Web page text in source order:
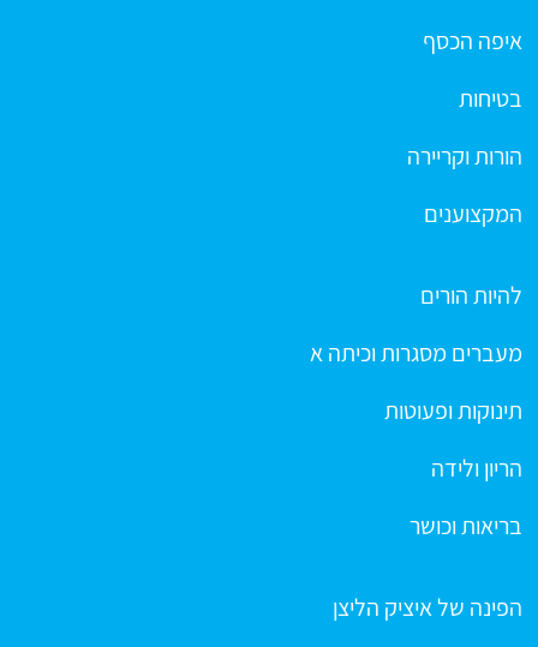
איפה הכסף
בטיחות
הורות וקריירה
המקצוענים
להיות הורים
מעברים מסגרות וכיתה א
תינוקות ופעוטות
הריון ולידה
בריאות וכושר
הפינה של איציק הליצן